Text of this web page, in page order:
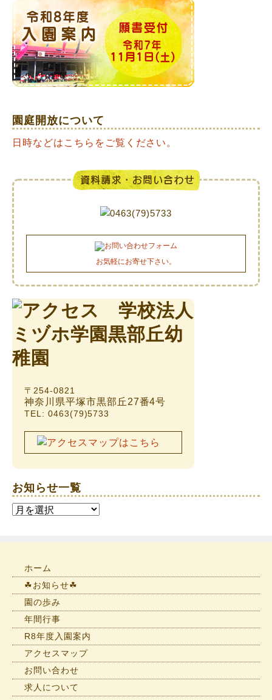
園庭開放について
日時などはこちらをご覧ください。
お気軽にお寄せ下さい。
〒254-0821
神奈川県平塚市黒部丘27番4号
TEL: 0463(79)5733
お知らせ一覧
お
ホーム
☘お知らせ☘
園の歩み
年間行事
R8年度入園案内
アクセスマップ
お問い合わせ
求人について